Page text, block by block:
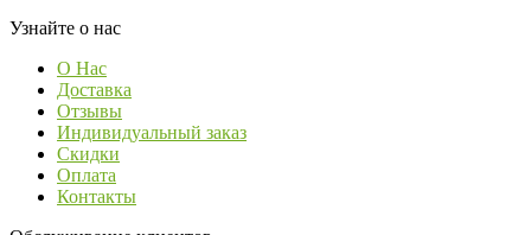
Узнайте о нас
О Нас
Доставка
Отзывы
Индивидуальный заказ
Скидки
Оплата
Контакты